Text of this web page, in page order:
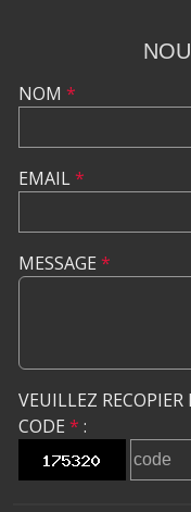
NOM *
EMAIL*
MESSAGE *
VEUILLEZ RECOPIER
CODE * :